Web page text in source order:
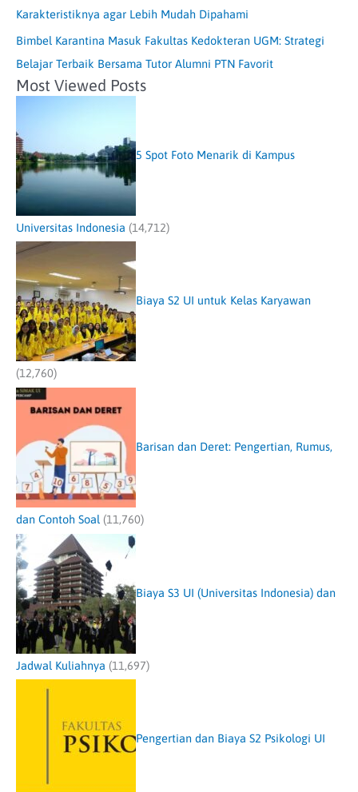
Karakteristiknya agar Lebih Mudah Dipahami
Bimbel Karantina Masuk Fakultas Kedokteran UGM: Strategi
Belajar Terbaik Bersama Tutor Alumni PTN Favorit
Most Viewed Posts
5 Spot Foto Menarik di Kampus
Universitas Indonesia (14,712)
Biaya S2 UI untuk Kelas Karyawan
(12,760)
Barisan dan Deret: Pengertian, Rumus,
dan Contoh Soal (11,760)
Biaya S3 UI (Universitas Indonesia) dan
Jadwal Kuliahnya (11,697)
Pengertian dan Biaya S2 Psikologi UI